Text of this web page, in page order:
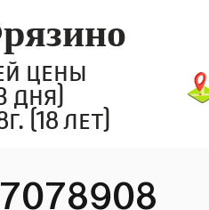
цены
дня)
(18 лет)